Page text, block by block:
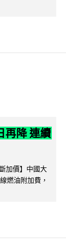
再降 連續
加價】中國大
燃油附加費，